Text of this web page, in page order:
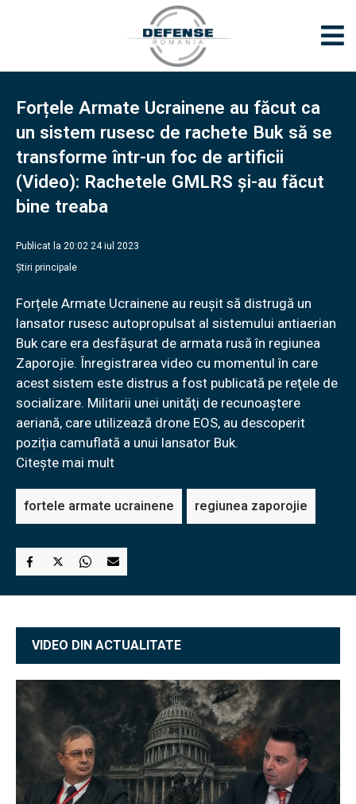
Forțele Armate Ucrainene au făcut ca
un sistem rusesc de rachete Buk să se
transforme într-un foc de artificii
(Video): Rachetele GMLRS şi-au făcut
bine treaba
Publicat la 20:02 24 iul 2023
Știri principale
Forțele Armate Ucrainene au reușit să distrugă un
lansator rusesc autopropulsat al sistemului antiaerian
Buk care era desfăşurat de armata rusă în regiunea
Zaporojie. Înregistrarea video cu momentul în care
acest sistem este distrus a fost publicată pe reţele de
socializare. Militarii unei unităţi de recunoaștere
aeriană, care utilizează drone EOS, au descoperit
poziția camuflată a unui lansator Buk.
Citește mai mult
fortele armate ucrainene regiunea zaporojie
VIDEO DIN ACTUALITATE